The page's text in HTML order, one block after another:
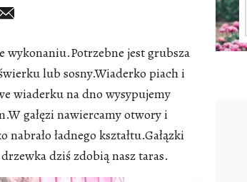
wykonaniu.Potrzebne jest grubsza
lub sosny.Wiaderko piach i
wiaderku na dno wysypujemy
gałęzi nawiercamy otwory i
ładnego kształtu.Gałązki
dziś zdobią nasz taras.